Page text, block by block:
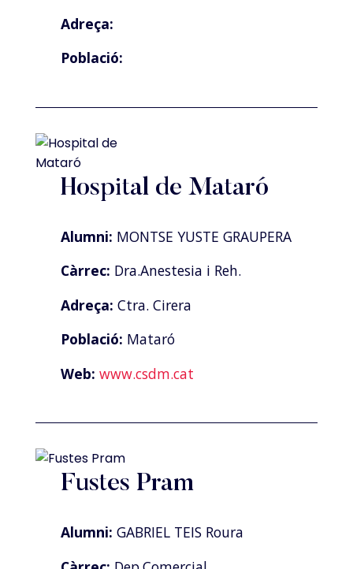
Adreça:
Població:
Hospital de Mataró
Alumni: MONTSE YUSTE GRAUPERA
Càrrec: Dra.Anestesia i Reh.
Adreça: Ctra. Cirera
Població: Mataró
Web: www.csdm.cat
Fustes Pram
Alumni: GABRIEL TEIS Roura